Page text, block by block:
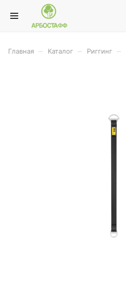
Главная Каталог Риггинг